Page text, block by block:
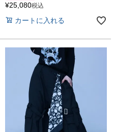
¥25,080税込
カートに入れる